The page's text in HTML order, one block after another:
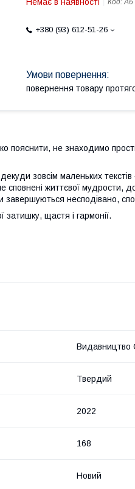
Код:А6
+380 (93) 612-51-26
повернення товару
пояснити, не знаходимо
зовсім маленьких
сповнені життєвої мудрости,
завершуються несподівано,
щастя і гармонії.
Видавництво
Твердий
2022
168
Новий